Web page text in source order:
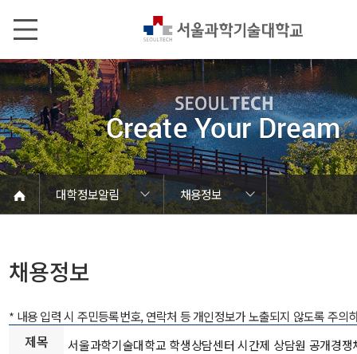
대학정보알림
채용정보
대학정보알림
정보공개
정보서비스안내
온라인민원센터
청렴행정
갑질신고센터
유실물 센터
SEOULTECH광장
대학공지사항
학사공지
장학공지
대학원공지
취업공지
대학입찰
채용정보
공모/외부행사
등록금심의위원회
코로나바이러스19 대응안내
재정위원회
채용정보
* 내용 입력 시 주민등록번호, 연락처 등 개인정보가 노출되지 않도록 주의
제목 서울과학기술대학교 학생상담센터 시간제 상담원 공개경쟁